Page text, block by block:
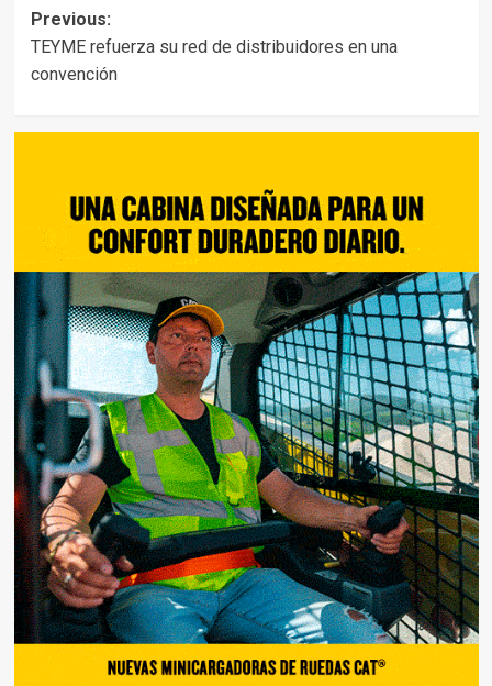
Post
navigation
Previous:
TEYME refuerza su red de distribuidores en una
convención